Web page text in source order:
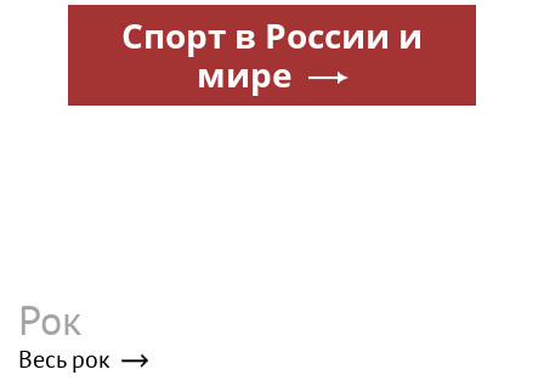
Спорт в России и
мире
Рок
Весь рок